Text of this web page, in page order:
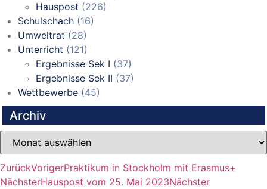
Hauspost (226)
Schulschach (16)
Umweltrat (28)
Unterricht (121)
Ergebnisse Sek I (37)
Ergebnisse Sek II (37)
Wettbewerbe (45)
Archiv
Archiv
ZurückVorigerPraktikum in Stockholm mit Erasmus+
NächsterHauspost vom 25. Mai 2023Nächster